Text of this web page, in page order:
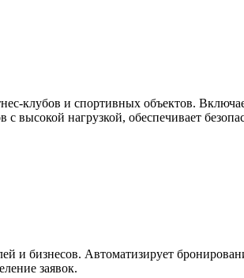
клубов и спортивных объектов.
высокой нагрузкой, обеспечивает
и бизнесов. Автоматизирует
заявок.